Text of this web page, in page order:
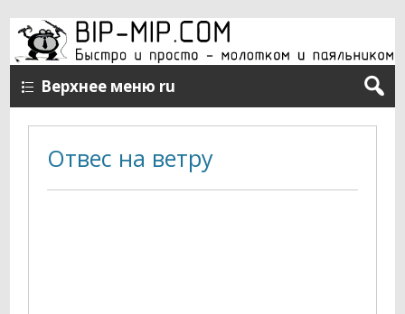
Верхнее меню ru
Отвес на ветру